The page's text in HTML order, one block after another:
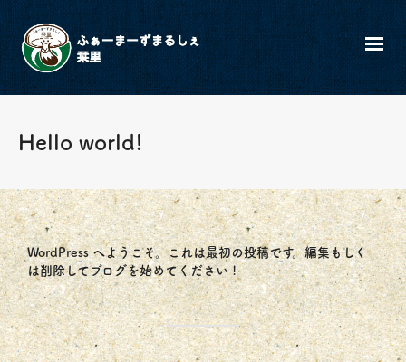
Hello world!
WordPress へようこそ。これは最初の投稿です。編集もしく
は削除してブログを始めてください !